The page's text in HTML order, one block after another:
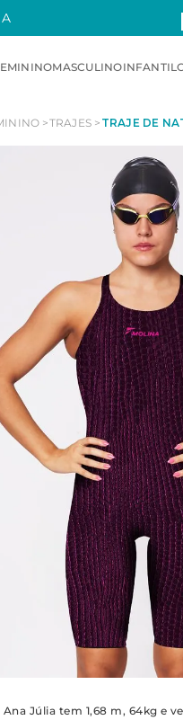
MASCULINOINFANTIL
TRAJES TRAJE DE
Ana Júlia tem 1,68 m, 64kg e